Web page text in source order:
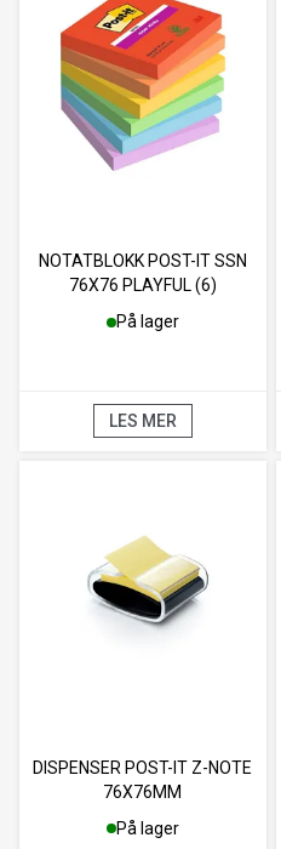
NOTATBLOKK POST-IT SSN
76X76 PLAYFUL (6)
På lager
LES MER
DISPENSER POST-IT Z-NOTE
76X76MM
På lager